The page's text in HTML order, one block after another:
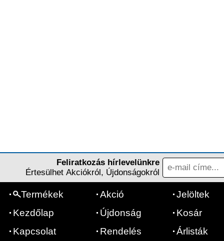
Feliratkozás hírlevelünkre
Értesülhet Akciókról, Újdonságokról
Termékek
Kezdőlap
Kapcsolat
Akció
Újdonság
Rendelés
Jelöltek
Kosár
Árlisták